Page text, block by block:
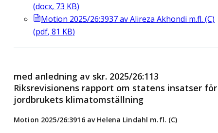
(docx, 73 KB)
Motion 2025/26:3937 av Alireza Akhondi m.fl. (C)
(pdf, 81 KB)
med anledning av skr. 2025/26:113
Riksrevisionens rapport om statens insatser för
jordbrukets klimatomställning
Motion 2025/26:3916 av Helena Lindahl m.fl. (C)